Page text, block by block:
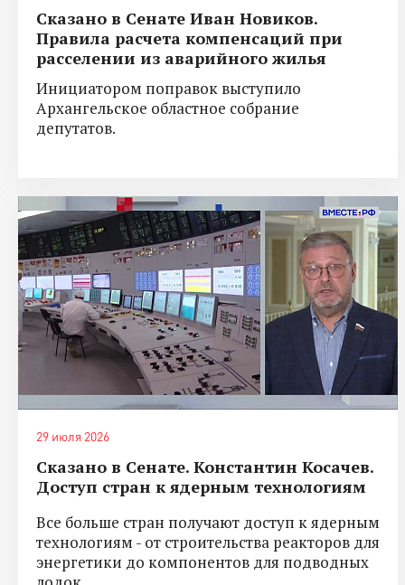
Сказано в Сенате Иван Новиков.
Правила расчета компенсаций при
расселении из аварийного жилья
Инициатором поправок выступило
Архангельское областное собрание
депутатов.
29 июля 2026
Сказано в Сенате. Константин Косачев.
Доступ стран к ядерным технологиям
Все больше стран получают доступ к ядерным
технологиям - от строительства реакторов для
энергетики до компонентов для подводных